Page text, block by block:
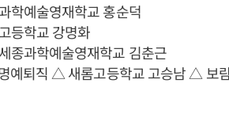
학예술영재학교 홍순덕
등학교 강명화
종과학예술영재학교 김춘근
예퇴직 △ 새롬고등학교 고승남 △ 보